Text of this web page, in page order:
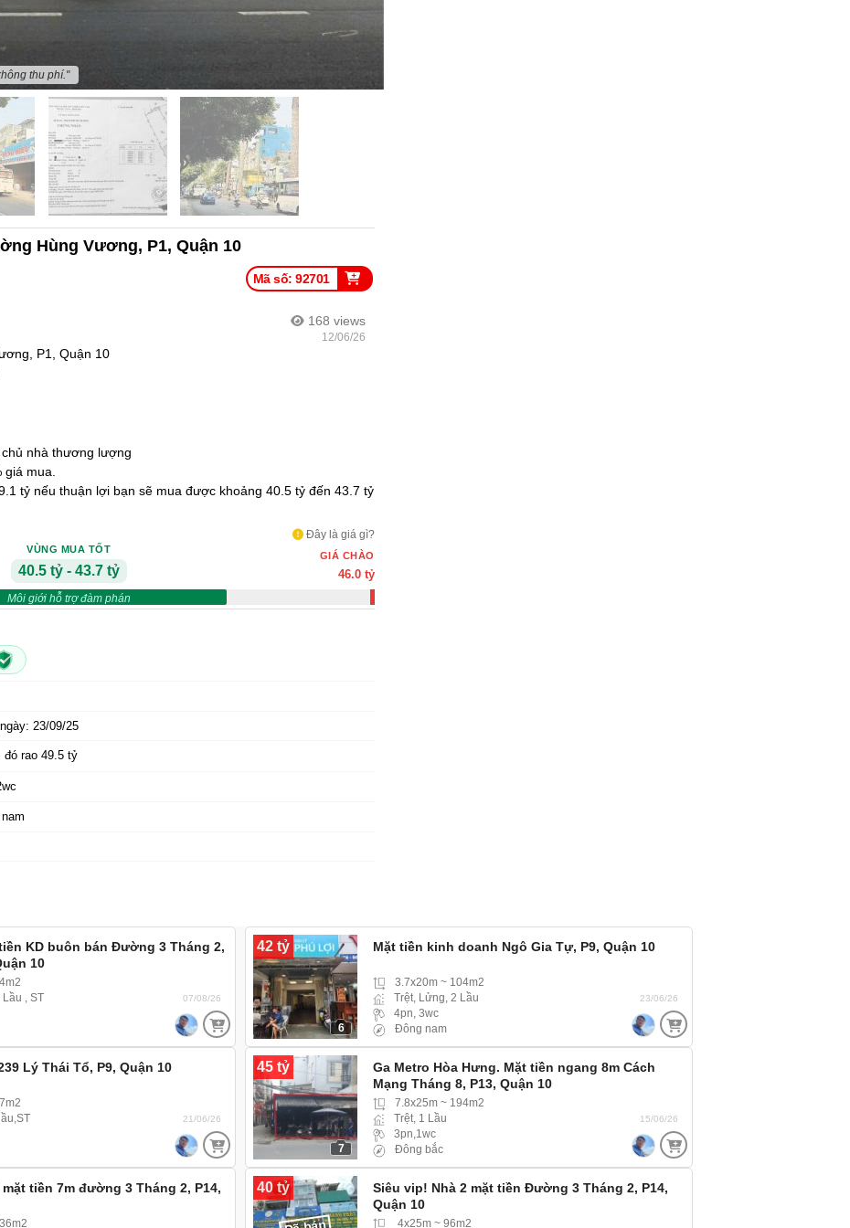
thu phí."
Hùng Vương, P1, Quận 10
Mã số: 92701
168 views
12/06/26
P1, Quận 10
nhà thương lượng
mua.
tỷ nếu thuận lợi bạn sẽ mua được khoảng 40.5 tỷ đến 43.7 tỷ
Đây là giá gì?
VÙNG MUA TỐT
40.5 tỷ - 43.7 tỷ
Môi giới hỗ trợ đàm phán
GIÁ CHÀO
46.0 tỷ
23/09/25
rao 49.5 tỷ
KD buôn bán Đường 3 Tháng 2,
10
, ST
07/08/26
42 tỷ
6
Mặt tiền kinh doanh Ngô Gia Tự, P9, Quận 10
3.7x20m ~ 104m2
Trệt, Lửng, 2 Lầu
4pn, 3wc
Đông nam
23/06/26
Lý Thái Tổ, P9, Quận 10
21/06/26
45 tỷ
7
Ga Metro Hòa Hưng. Mặt tiền ngang 8m Cách
Mạng Tháng 8, P13, Quận 10
7.8x25m ~ 194m2
Trệt, 1 Lầu
3pn,1wc
Đông bắc
15/06/26
mặt tiền 7m đường 3 Tháng 2, P14,
40 tỷ
Siêu vip! Nhà 2 mặt tiền Đường 3 Tháng 2, P14,
Quận 10
4x25m ~ 96m2